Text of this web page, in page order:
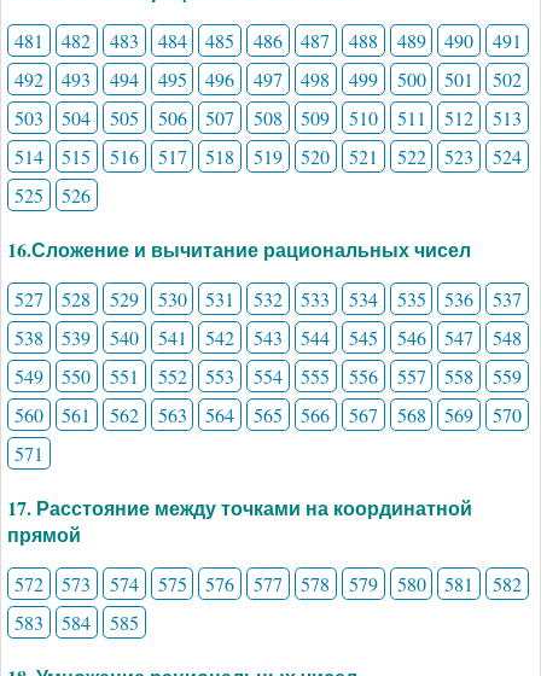
481 482 483 484 485 486 487 488 489 490
491
492
493 494 495 496 497 498 499 500 501
502
503
504 505 506 507 508 509 510 511 512
513
514
515 516 517 518 519 520 521 522 523
524
525
526
16.Сложение и вычитание рациональных чисел
527 528 529 530 531 532 533 534 535 536
537
538
539 540 541 542 543 544 545 546 547
548
549
550 551 552 553 554 555 556 557 558
559
560
561 562 563 564 565 566 567 568 569
570
571
17. Расстояние между точками на координатной
прямой
572 573 574 575 576 577 578 579 580 581
582
583
584 585